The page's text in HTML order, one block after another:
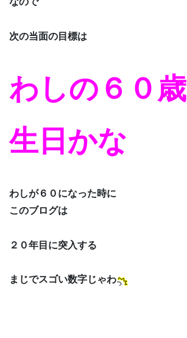
次の当面の目標は
わしの６０
生日かな
わしが６０になった時に
このブログは
２０年目に突入する
まじでスゴい数字じゃわ